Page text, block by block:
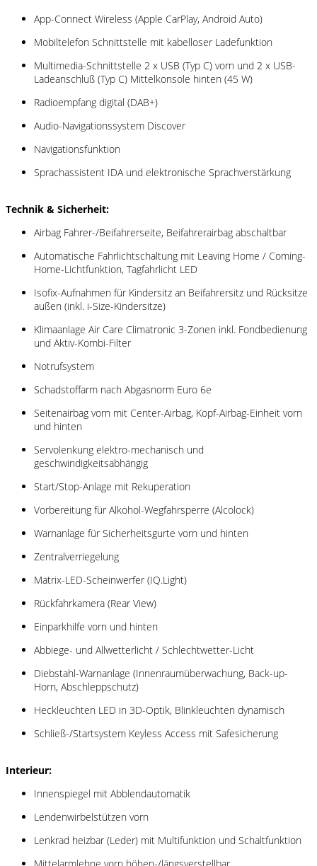
App-Connect Wireless (Apple CarPlay, Android Auto)
Mobiltelefon Schnittstelle mit kabelloser Ladefunktion
Multimedia-Schnittstelle 2 x USB (Typ C) vorn und 2 x USB-
Ladeanschluß (Typ C) Mittelkonsole hinten (45 W)
Radioempfang digital (DAB+)
Audio-Navigationssystem Discover
Navigationsfunktion
Sprachassistent IDA und elektronische Sprachverstärkung
Technik & Sicherheit:
Airbag Fahrer-/Beifahrerseite, Beifahrerairbag abschaltbar
Automatische Fahrlichtschaltung mit Leaving Home / Coming-
Home-Lichtfunktion, Tagfahrlicht LED
Isofix-Aufnahmen für Kindersitz an Beifahrersitz und Rücksitze
außen (inkl. i-Size-Kindersitze)
Klimaanlage Air Care Climatronic 3-Zonen inkl. Fondbedienung
und Aktiv-Kombi-Filter
Notrufsystem
Schadstoffarm nach Abgasnorm Euro 6e
Seitenairbag vorn mit Center-Airbag, Kopf-Airbag-Einheit vorn
und hinten
Servolenkung elektro-mechanisch und
geschwindigkeitsabhängig
Start/Stop-Anlage mit Rekuperation
Vorbereitung für Alkohol-Wegfahrsperre (Alcolock)
Warnanlage für Sicherheitsgurte vorn und hinten
Zentralverriegelung
Matrix-LED-Scheinwerfer (IQ.Light)
Rückfahrkamera (Rear View)
Einparkhilfe vorn und hinten
Abbiege- und Allwetterlicht / Schlechtwetter-Licht
Diebstahl-Warnanlage (Innenraumüberwachung, Back-up-
Horn, Abschleppschutz)
Heckleuchten LED in 3D-Optik, Blinkleuchten dynamisch
Schließ-/Startsystem Keyless Access mit Safesicherung
Interieur:
Innenspiegel mit Abblendautomatik
Lendenwirbelstützen vorn
Lenkrad heizbar (Leder) mit Multifunktion und Schaltfunktion